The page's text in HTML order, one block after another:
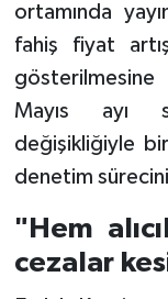
ortamında
fahiş fiyat
gösterilmesine
Mayıs ayı
değişikliğiyle
denetim
"Hem
cezalar